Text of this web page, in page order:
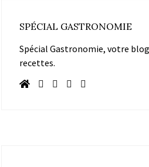
SPÉCIAL GASTRONOMIE
Spécial Gastronomie, votre
recettes.